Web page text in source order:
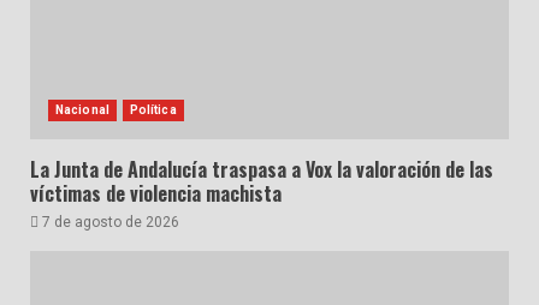
Nacional Política
La Junta de Andalucía traspasa a Vox la valoración de las
víctimas de violencia machista
7 de agosto de 2026